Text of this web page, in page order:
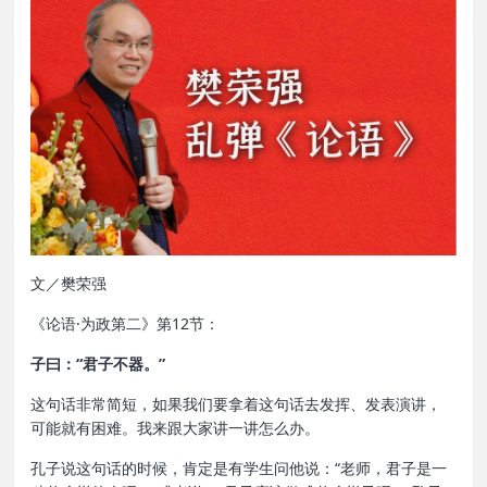
文／樊荣强
《论语·为政第二》第12节：
子曰：“君子不器。”
这句话非常简短，如果我们要拿着这句话去发挥、发表演讲，
可能就有困难。我来跟大家讲一讲怎么办。
孔子说这句话的时候，肯定是有学生问他说：“老师，君子是一